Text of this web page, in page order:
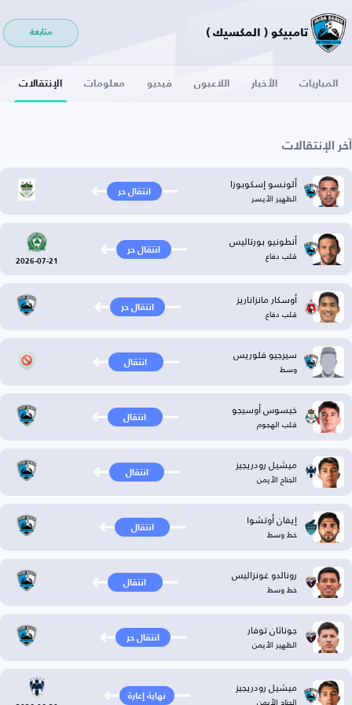
تامبيكو ( المكسيك ) متابعة
المباريات الأخبار اللاعبون فيديو معلومات الإنتقالات
آخر الإنتقالات
ألونسو إسكوبوزا
الظهير الأيسر انتقال حر
أنطونيو بورتاليس
قلب دفاع انتقال حر
2026-07-21
أوسكار مانزاناريز
قلب دفاع انتقال حر
سيرجيو فلوريس
وسط انتقال
خيسوس أوسيجو
قلب الهجوم انتقال
ميشيل رودريجيز
الجناح الأيمن انتقال
إيفان أوتشوا
خط وسط انتقال
رونالدو غونزاليس
خط وسط انتقال
جوناثان توفار
الظهير الأيمن انتقال حر
ميشيل رودريجيز
الجناح الأيمن نهاية إعارة